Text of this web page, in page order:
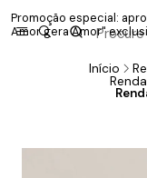
Promoção especial:
Amor gera Amor"
Início